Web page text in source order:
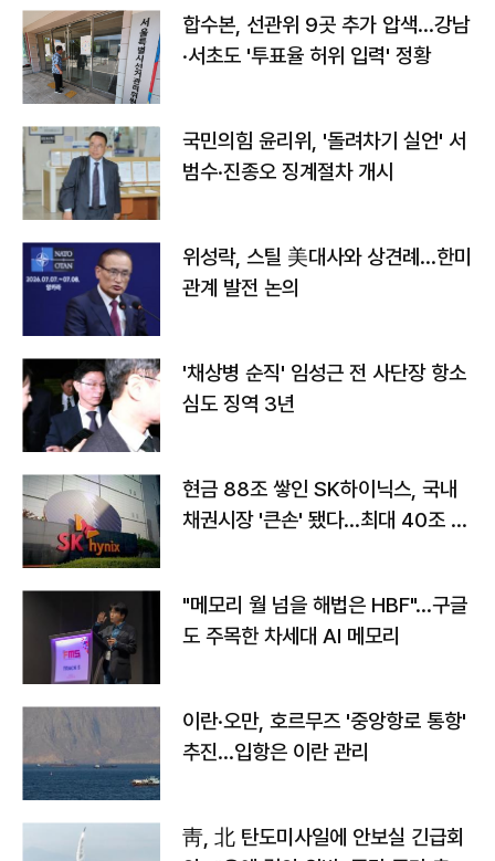
합수본, 선관위 9곳 추가 압색…강남
·서초도 '투표율 허위 입력' 정황
국민의힘 윤리위, '돌려차기 실언' 서
범수·진종오 징계절차 개시
위성락, 스틸 美대사와 상견례…한미
관계 발전 논의
'채상병 순직' 임성근 전 사단장 항소
심도 징역 3년
현금 88조 쌓인 SK하이닉스, 국내
채권시장 '큰손' 됐다…최대 40조 투
"메모리 월 넘을 해법은 HBF"…구글
도 주목한 차세대 AI 메모리
이란·오만, 호르무즈 '중앙항로 통항'
추진…입항은 이란 관리
靑, 北 탄도미사일에 안보실 긴급회